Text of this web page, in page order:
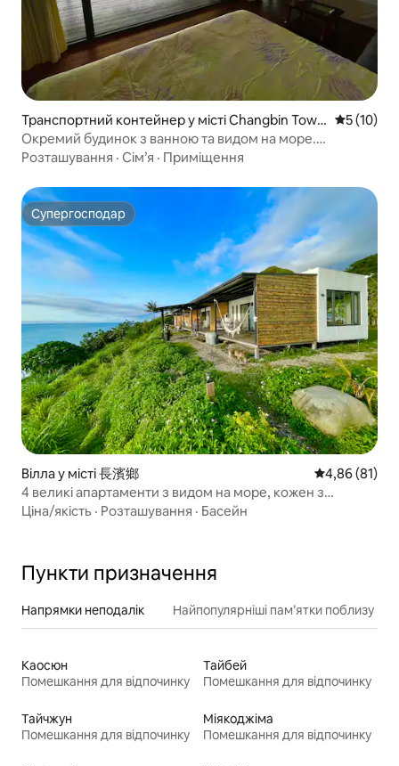
Транспортний контейнер у місті Changbin Town
ship
Середня
5 (10)
Окремий будинок з ванною та видом на море.
Чотиримісний номер з окремим балконом, зоною
спільним басейном та виходом на пляж.
Розташування · Сім’я · Приміщення
Супергосподар
Супергосподар
Вілла у місті 長濱鄉 Середня
4,86 (81)
4 великі апартаменти з видом на море, кожен з
ванною, барбекю, вихід на пляж, балкон, вихід на
Ціна/якість · Розташування · Басейн
Пункти призначення
Напрямки неподалік Найпопулярніші пам’ятки поблизу
Каосюн
Помешкання для відпочинку
Тайбей
Помешкання для відпочинку
Тайчжун
Помешкання для відпочинку
Міякоджіма
Помешкання для відпочинку